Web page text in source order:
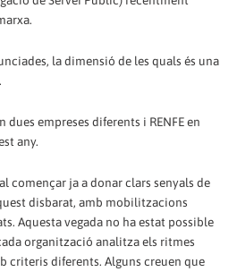
la dimensió de les quals és una
dues empreses diferents i RENFE en
any.
començar ja a donar clars senyals de
disbarat, amb mobilitzacions
Aquesta vegada no ha estat possible
organització analitza els ritmes
criteris diferents. Alguns creuen que